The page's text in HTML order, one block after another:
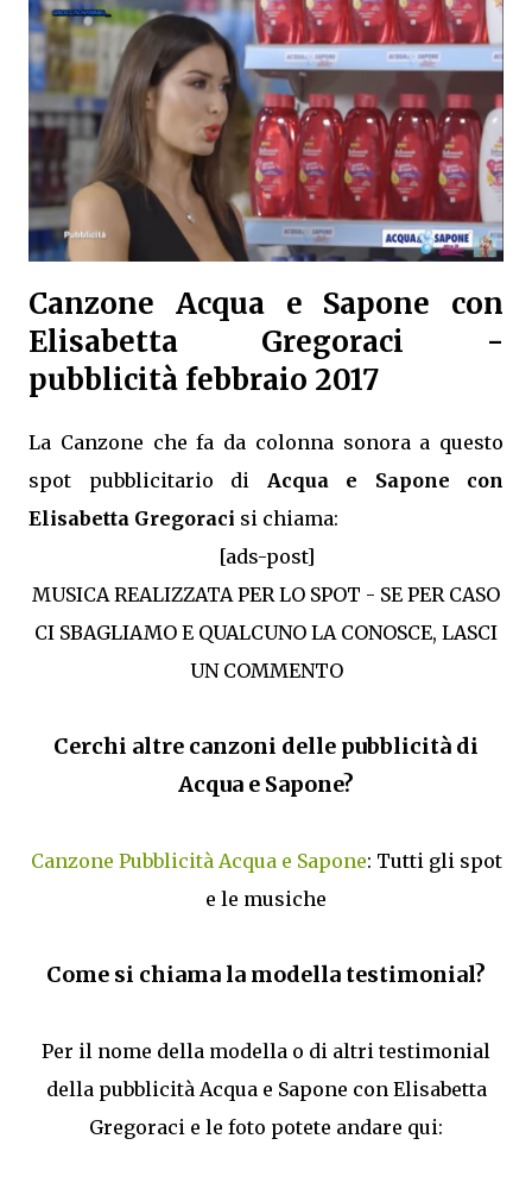
Canzone Acqua e Sapone con
Elisabetta Gregoraci -
pubblicità febbraio 2017
La Canzone che fa da colonna sonora a questo
spot pubblicitario di Acqua e Sapone con
Elisabetta Gregoraci si chiama:
[ads-post]
MUSICA REALIZZATA PER LO SPOT - SE PER CASO
CI SBAGLIAMO E QUALCUNO LA CONOSCE, LASCI
UN COMMENTO
Cerchi altre canzoni delle pubblicità di
Acqua e Sapone?
Canzone Pubblicità Acqua e Sapone: Tutti gli spot
e le musiche
Come si chiama la modella testimonial?
Per il nome della modella o di altri testimonial
della pubblicità Acqua e Sapone con Elisabetta
Gregoraci e le foto potete andare qui: